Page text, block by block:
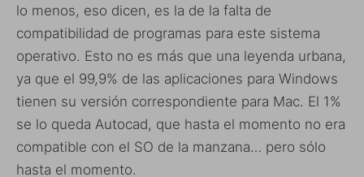
lo menos, eso dicen, es la de la falta de
compatibilidad de programas para este sistema
operativo. Esto no es más que una leyenda urbana,
ya que el 99,9% de las aplicaciones para Windows
tienen su versión correspondiente para Mac. El 1%
se lo queda Autocad, que hasta el momento no era
compatible con el SO de la manzana… pero sólo
hasta el momento.